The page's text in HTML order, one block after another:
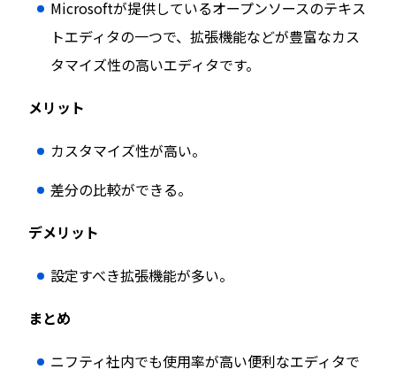
Microsoftが提供しているオープンソースのテキス
トエディタの一つで、拡張機能などが豊富なカス
タマイズ性の高いエディタです。
メリット
カスタマイズ性が高い。
差分の比較ができる。
デメリット
設定すべき拡張機能が多い。
まとめ
ニフティ社内でも使用率が高い便利なエディタで